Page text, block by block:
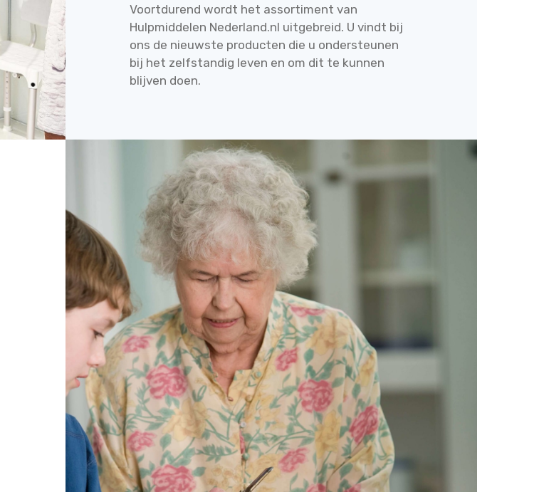
Voortdurend wordt het assortiment van
Hulpmiddelen Nederland.nl uitgebreid. U vindt bij
ons de nieuwste producten die u ondersteunen
bij het zelfstandig leven en om dit te kunnen
blijven doen.